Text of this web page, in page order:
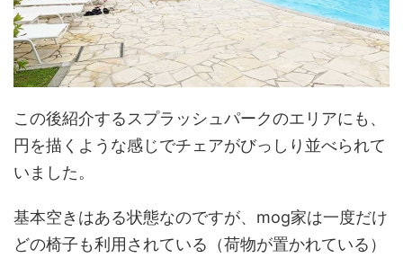
この後紹介するスプラッシュパークのエリアにも、
円を描くような感じでチェアがびっしり並べられて
いました。
基本空きはある状態なのですが、mog家は一度だけ
どの椅子も利用されている（荷物が置かれている）